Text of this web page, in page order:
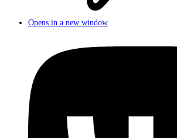
Opens in a new window